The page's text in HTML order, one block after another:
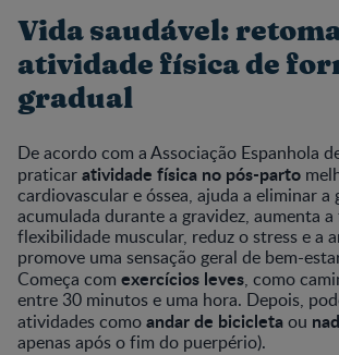
Vida saudável:
atividade física de
gradual
De acordo com a Associação Espanhola
praticaratividade física no pós-parto
cardiovascular e óssea, ajuda a eliminar a
acumulada durante a gravidez, aumenta a
flexibilidade muscular, reduz o stress e a
promove uma sensação geral de bem-
Começa com exercícios leves, como
entre 30 minutos e uma hora. Depois,
atividades comoandar de bicicletaou
apenas após o fim do puerpério).